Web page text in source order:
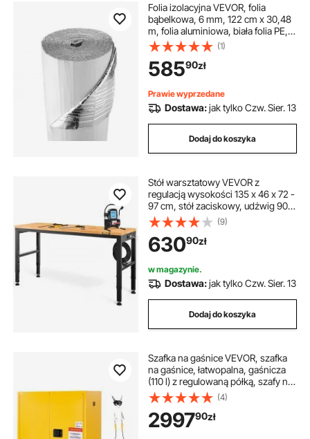
Folia izolacyjna VEVOR, folia
bąbelkowa, 6 mm, 122 cm x 30,48
m, folia aluminiowa, biała folia PE,
ochrona odbijająca ciepło, rolka
izolacji termicznej do bram
garażowych, okien, dachów
kamperów
(1)
58590zł
Prawie wyprzedane
Dostawa:jak tylko Czw. Sier. 13
Dodaj do koszyka
Stół warsztatowy VEVOR z
regulacją wysokości 135 x 46 x 72 -
97 cm, stół zaciskowy, udźwig 900
kg, brązowy, składany stół
narzędziowy ze stali walcowanej na
zimno, wielofunkcyjny stół roboczy
do magazynu i biura
(9)
63090zł
w magazynie.
Dostawa:jak tylko Czw. Sier. 13
Dodaj do koszyka
Szafka na gaśnice VEVOR, szafka
na gaśnice, łatwopalna, gaśnicza
(110 l) z regulowaną półką, szafy na
gaśnice wykonane ze stali
walcowanej na zimno i
ocynkowanej, żółta szafka
ochronna na materiały
(4)
299790zł